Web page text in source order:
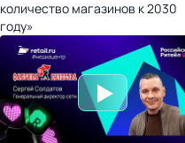
количество магазинов к 2030
году»